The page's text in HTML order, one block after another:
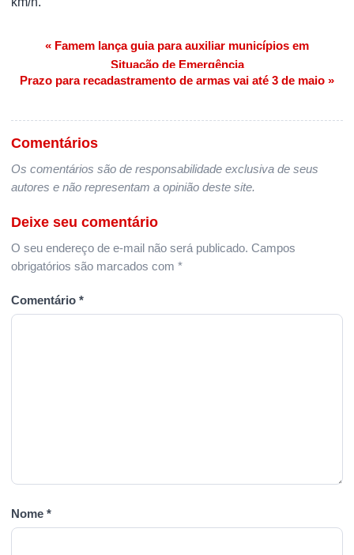
Navegação de Post
« Famem lança guia para auxiliar municípios em
Situação de Emergência
Prazo para recadastramento de armas vai até 3 de maio »
Comentários
Os comentários são de responsabilidade exclusiva de seus
autores e não representam a opinião deste site.
Deixe seu comentário
O seu endereço de e-mail não será publicado. Campos
obrigatórios são marcados com *
Comentário *
Nome *